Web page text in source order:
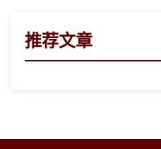
推荐文章